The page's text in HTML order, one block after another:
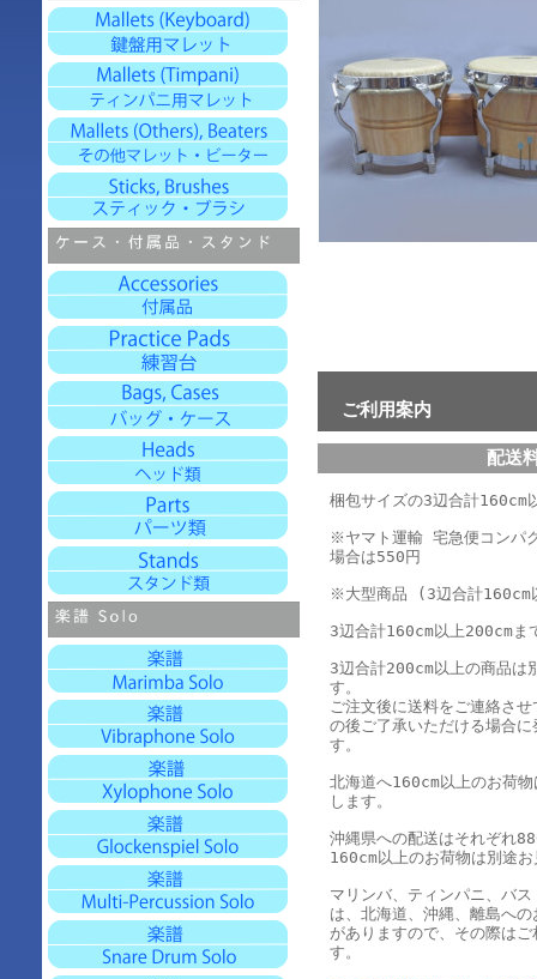
ご利用案内
配送
梱包サイズの3辺合計
※ヤマト運輸 宅急便コンパ
場合は550円
※大型商品 (3辺合計160cm
3辺合計160cm以上200cm
3辺合計200cm以上の商品は
す。
ご注文後に送料をご連絡さ
の後ご了承いただける場合
す。
北海道へ160cm以上のお荷
します。
沖縄県への配送はそれぞれ
160cm以上のお荷物は別途
マリンバ、ティンパニ、バ
は、北海道、沖縄、離島へ
がありますので、その際は
す。